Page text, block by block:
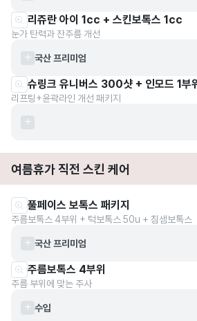
리쥬란 아이 1cc + 스킨보톡스 1cc
눈가 탄력과 잔주름 개선
국산 프리미엄
슈링크 유니버스 300샷 + 인모드 1부
리프팅+윤곽라인 개선 패키지
여름휴가 직전 스킨 케어
풀페이스 보톡스 패키지
주름보톡스 4부위 + 턱보톡스 50u + 침샘보톡스
국산 프리미엄
주름보톡스 4부위
주름 부위에 맞는 주사
수입